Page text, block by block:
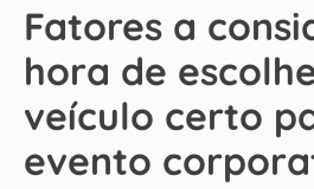
Fatores a
hora de
veículo certo
evento